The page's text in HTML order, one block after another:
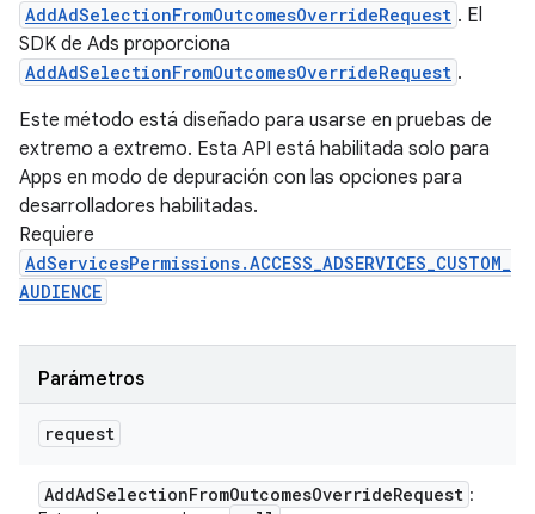
AddAdSelectionFromOutcomesOverrideRequest . El
SDK de Ads proporciona
AddAdSelectionFromOutcomesOverrideRequest .
Este método está diseñado para usarse en pruebas de
extremo a extremo. Esta API está habilitada solo para
Apps en modo de depuración con las opciones para
desarrolladores habilitadas.
Requiere
AdServicesPermissions.ACCESS_ADSERVICES_CUSTOM_
AUDIENCE
Parámetros
request
AddAdSelectionFromOutcomesOverrideRequest :